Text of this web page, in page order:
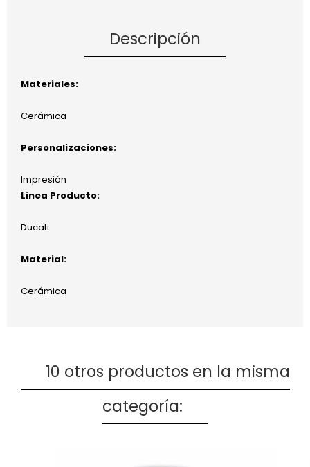
Descripción
Materiales:
Cerámica
Personalizaciones:
Impresión
Linea Producto:
Ducati
Material:
Cerámica
10 otros productos en la misma
categoría: